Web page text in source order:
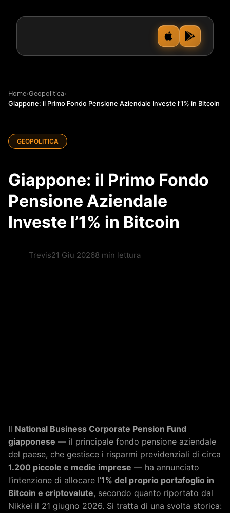
Home›Geopolitica›
Giappone: il Primo Fondo Pensione Aziendale Investe l’1% in Bitcoin
GEOPOLITICA
Giappone: il Primo Fondo
Pensione Aziendale
Investe l’1% in Bitcoin
Trevis21 Giu 20268 min lettura
Il National Business Corporate Pension Fund
giapponese — il principale fondo pensione aziendale
del paese, che gestisce i risparmi previdenziali di circa
1.200 piccole e medie imprese — ha annunciato
l’intenzione di allocare l’1% del proprio portafoglio in
Bitcoin e criptovalute, secondo quanto riportato dal
Nikkei il 21 giugno 2026. Si tratta di una svolta storica: